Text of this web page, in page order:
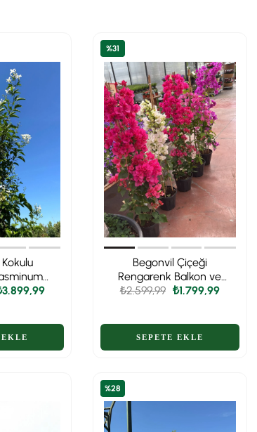
Boy
Begonvil Çiçeği
Rengarenk Balkon ve
Bahçe XL Dolgun Form
₺1.799,99
₺2.599,99
%31
%28